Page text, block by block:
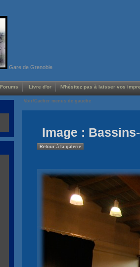
Gare de Grenoble
Forums Livre d'or N'hésitez pas à laisser vos
Voir/Cacher menus de gauche
Image :
Retour à la galerie